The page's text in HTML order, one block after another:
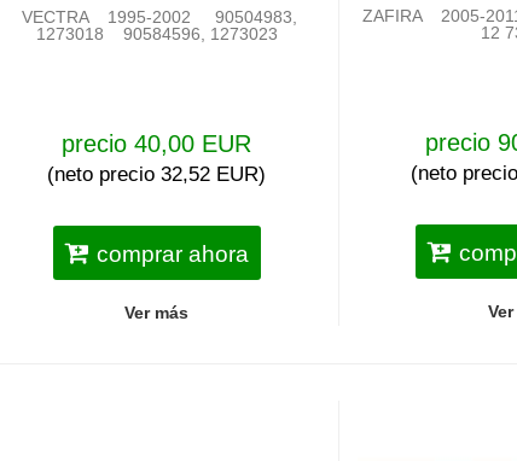
VECTRA 1995-2002 90504983,
1273018 90584596, 1273023
precio 40,00 EUR
(neto precio 32,52 EUR)
comprar ahora
Ver más
ZAFIRA 2005-
12
precio
(neto